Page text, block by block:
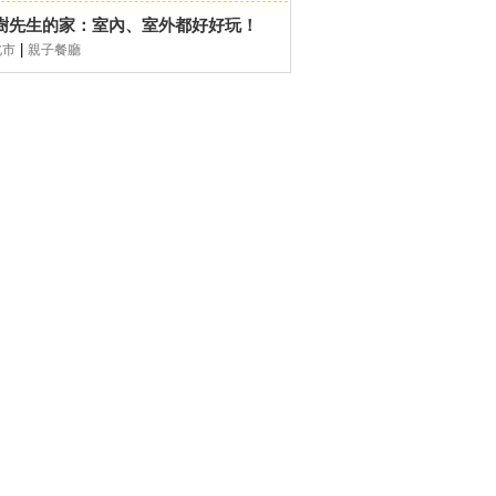
先生的家：室內、室外都好好玩！
親子餐廳